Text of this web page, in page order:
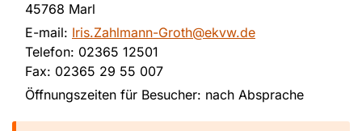
45768 Marl
E-mail: Iris.Zahlmann-Groth@ekvw.de
Telefon: 02365 12501
Fax: 02365 29 55 007
Öffnungszeiten für Besucher: nach Absprache